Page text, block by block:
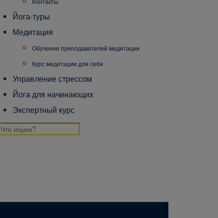
Йога-туры
Медитация
Обучение преподавателей медитации
Курс медитации для себя
Управление стрессом
Йога для начинающих
Экспертный курс